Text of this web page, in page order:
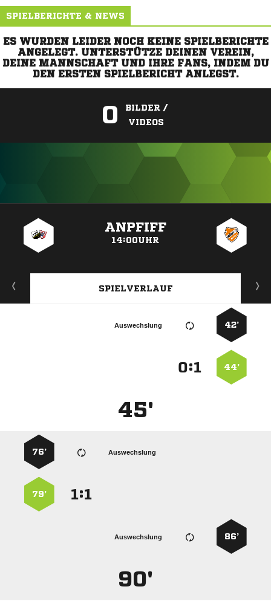
SPIELBERICHTE & NEWS
ES WURDEN LEIDER NOCH KEINE SPIELBERICHTE
ANGELEGT. UNTERSTÜTZE DEINEN VEREIN,
DEINE MANNSCHAFT UND IHRE FANS, INDEM DU
DEN ERSTEN SPIELBERICHT ANLEGST.
0
BILDER /
VIDEOS
ANPFIFF
14:00UHR
SPIELVERLAUF
42’
Auswechslung
44’
:
45'
Auswechslung
76’
:
79’
86’
Auswechslung
90'